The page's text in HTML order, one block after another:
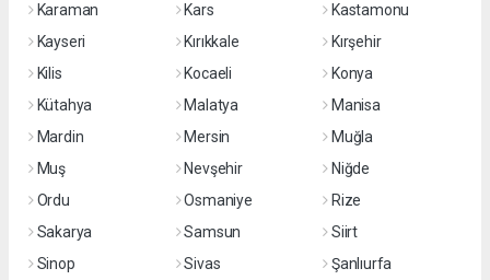
Karaman
Kars
Kastamonu
Kayseri
Kırıkkale
Kırşehir
Kilis
Kocaeli
Konya
Kütahya
Malatya
Manisa
Mardin
Mersin
Muğla
Muş
Nevşehir
Niğde
Ordu
Osmaniye
Rize
Sakarya
Samsun
Siirt
Sinop
Sivas
Şanlıurfa